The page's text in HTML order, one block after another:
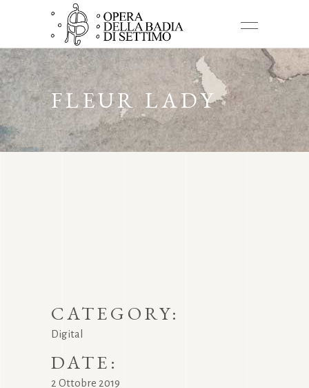
FLEUR LADY
CATEGORY:
Digital
DATE:
2 Ottobre 2019